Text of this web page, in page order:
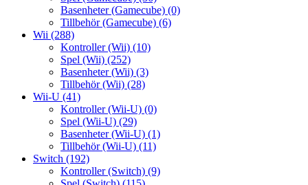
Basenheter (Gamecube) (0)
Tillbehör (Gamecube) (6)
Wii (288)
Kontroller (Wii) (10)
Spel (Wii) (252)
Basenheter (Wii) (3)
Tillbehör (Wii) (28)
Wii-U (41)
Kontroller (Wii-U) (0)
Spel (Wii-U) (29)
Basenheter (Wii-U) (1)
Tillbehör (Wii-U) (11)
Switch (192)
Kontroller (Switch) (9)